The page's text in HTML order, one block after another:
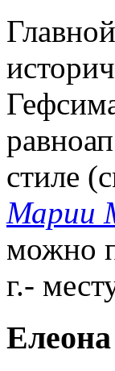
стиле
Марии
можно
г.-
Елеона